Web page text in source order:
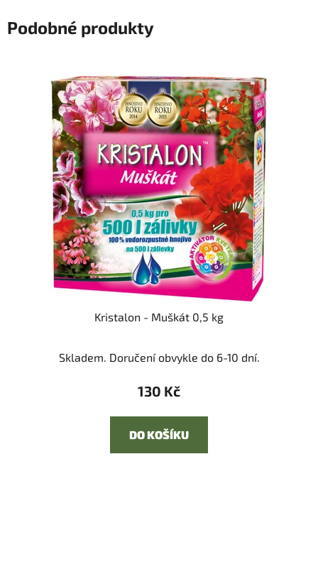
Podobné produkty
Kristalon - Muškát 0,5 kg
Skladem. Doručení obvykle do 6-10 dní.
130 Kč
DO KOŠÍKU